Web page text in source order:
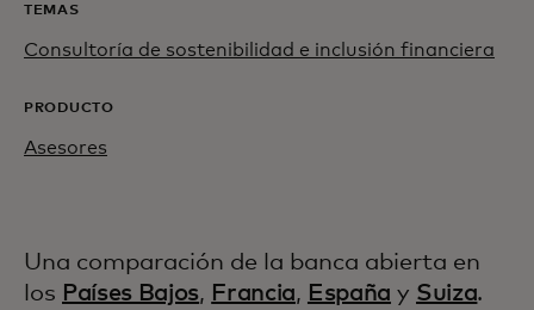
TEMAS
Consultoría de sostenibilidad e inclusión financiera
PRODUCTO
Asesores
Una comparación de la banca abierta en
los Países Bajos, Francia, España y Suiza.